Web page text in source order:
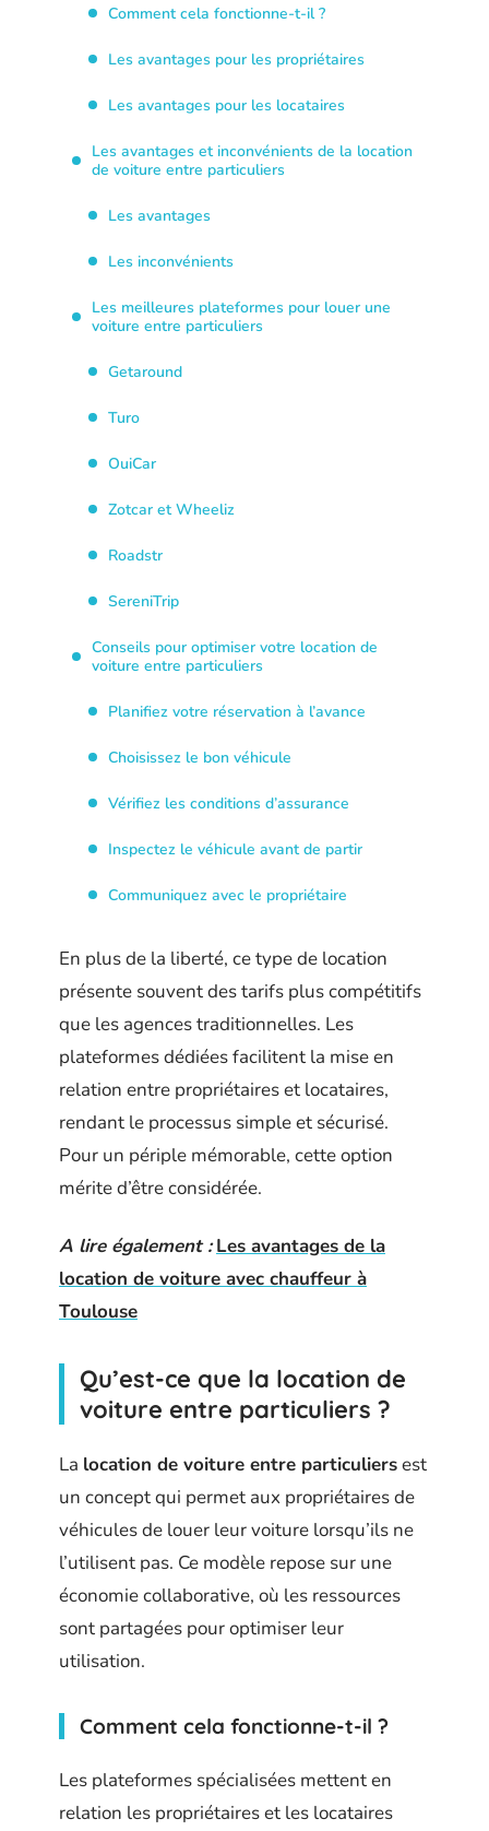
Comment cela fonctionne-t-il ?
Les avantages pour les propriétaires
Les avantages pour les locataires
Les avantages et inconvénients de la location
de voiture entre particuliers
Les avantages
Les inconvénients
Les meilleures plateformes pour louer une
voiture entre particuliers
Getaround
Turo
OuiCar
Zotcar et Wheeliz
Roadstr
SereniTrip
Conseils pour optimiser votre location de
voiture entre particuliers
Planifiez votre réservation à l’avance
Choisissez le bon véhicule
Vérifiez les conditions d’assurance
Inspectez le véhicule avant de partir
Communiquez avec le propriétaire
En plus de la liberté, ce type de location
présente souvent des tarifs plus compétitifs
que les agences traditionnelles. Les
plateformes dédiées facilitent la mise en
relation entre propriétaires et locataires,
rendant le processus simple et sécurisé.
Pour un périple mémorable, cette option
mérite d’être considérée.
A lire également : Les avantages de la
location de voiture avec chauffeur à
Toulouse
Qu’est-ce que la location de
voiture entre particuliers ?
La location de voiture entre particuliersest
un concept qui permet aux propriétaires de
véhicules de louer leur voiture lorsqu’ils ne
l’utilisent pas. Ce modèle repose sur une
économie collaborative, où les ressources
sont partagées pour optimiser leur
utilisation.
Comment cela fonctionne-t-il ?
Les plateformes spécialisées mettent en
relation les propriétaires et les locataires